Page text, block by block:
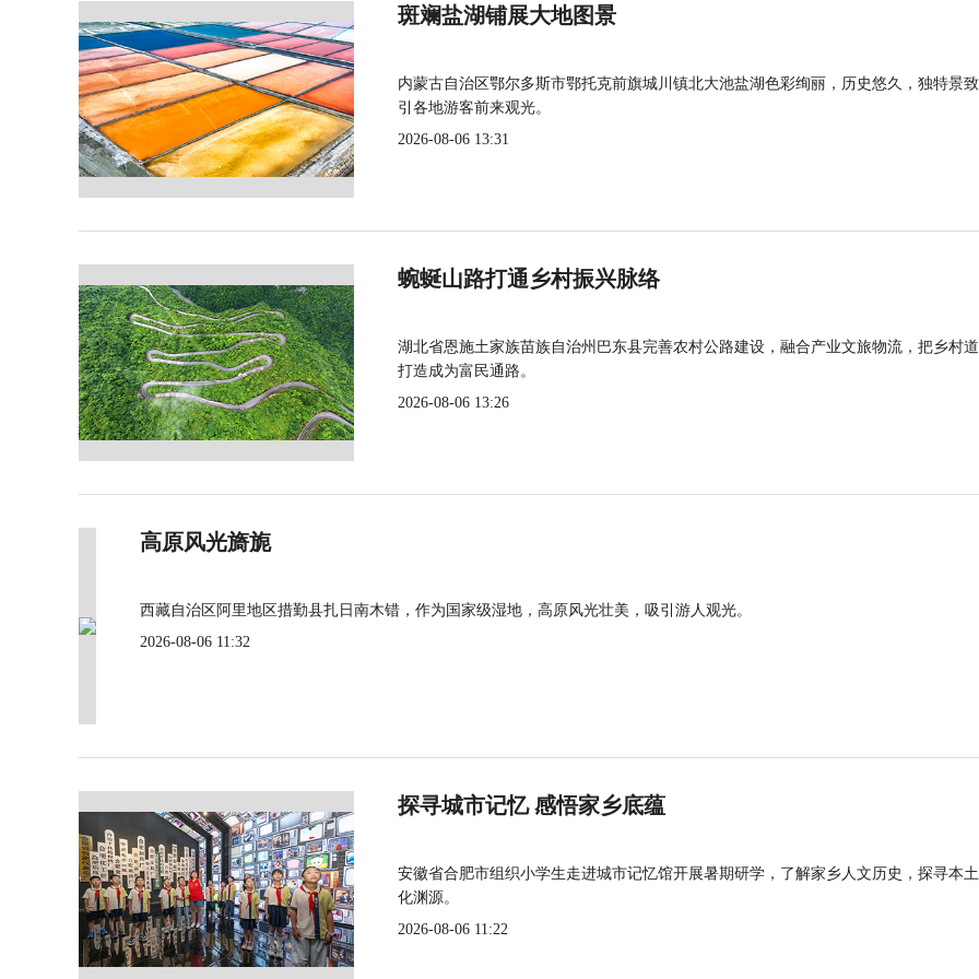
斑斓盐湖铺展大地图景
内蒙古自治区鄂尔多斯市鄂托克前旗城川镇北大池盐湖色彩绚丽，历史悠久，独特景
引各地游客前来观光。
2026-08-06 13:31
蜿蜒山路打通乡村振兴脉络
湖北省恩施土家族苗族自治州巴东县完善农村公路建设，融合产业文旅物流，把乡村
打造成为富民通路。
2026-08-06 13:26
高原风光旖旎
西藏自治区阿里地区措勤县扎日南木错，作为国家级湿地，高原风光壮美，吸引游人观光。
2026-08-06 11:32
探寻城市记忆 感悟家乡底蕴
安徽省合肥市组织小学生走进城市记忆馆开展暑期研学，了解家乡人文历史，探寻本
化渊源。
2026-08-06 11:22